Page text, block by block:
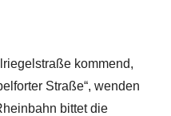
kommend,
Straße“, wenden
bittet die